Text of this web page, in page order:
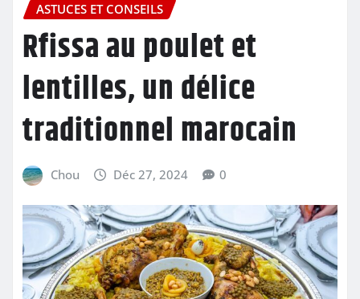
ASTUCES ET CONSEILS
Rfissa au poulet et
lentilles, un délice
traditionnel marocain
Chou Déc 27, 2024 0